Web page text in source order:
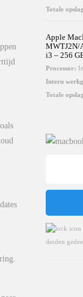
Totale
Apple
MWTJ2N/
i3 – 256
Processor:
Intern
Totale
derden